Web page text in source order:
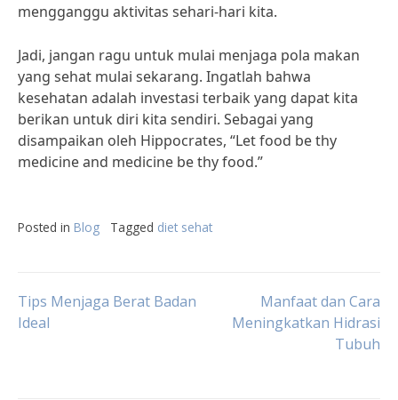
mengganggu aktivitas sehari-hari kita.
Jadi, jangan ragu untuk mulai menjaga pola makan
yang sehat mulai sekarang. Ingatlah bahwa
kesehatan adalah investasi terbaik yang dapat kita
berikan untuk diri kita sendiri. Sebagai yang
disampaikan oleh Hippocrates, “Let food be thy
medicine and medicine be thy food.”
Posted in Blog Tagged diet sehat
Post
Tips Menjaga Berat Badan
Ideal
Manfaat dan Cara
Meningkatkan Hidrasi
Tubuh